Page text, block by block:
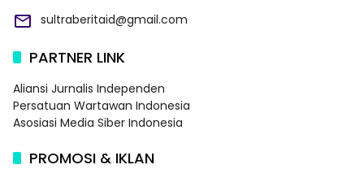
sultraberitaid@gmail.com
PARTNER LINK
Aliansi Jurnalis Independen
Persatuan Wartawan Indonesia
Asosiasi Media Siber Indonesia
PROMOSI & IKLAN